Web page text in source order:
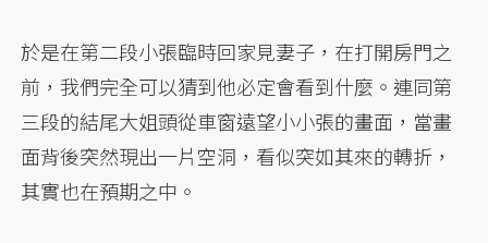
於是在第二段小張臨時回家見妻子，在打開房門之
前，我們完全可以猜到他必定會看到什麼。連同第
三段的結尾大姐頭從車窗遠望小小張的畫面，當畫
面背後突然現出一片空洞，看似突如其來的轉折，
其實也在預期之中。